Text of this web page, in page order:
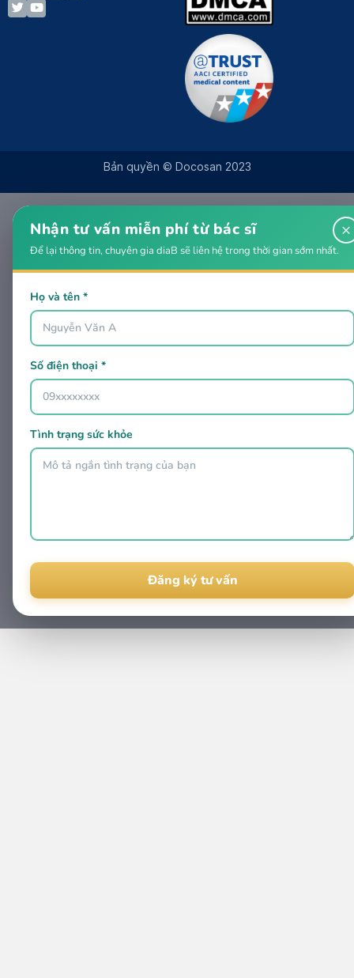
Bản quyền © Docosan 2023
×
Nhận tư vấn miễn phí từ bác sĩ
Để lại thông tin, chuyên gia diaB sẽ liên hệ trong thời gian sớm nhất.
Họ và tên *
Số điện thoại *
Tình trạng sức khỏe
Alternative: